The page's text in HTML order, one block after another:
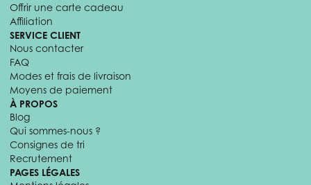
Offrir une carte cadeau
Affiliation
SERVICE CLIENT
Nous contacter
FAQ
Modes et frais de livraison
Moyens de paiement
À PROPOS
Blog
Qui sommes-nous ?
Consignes de tri
Recrutement
PAGES LÉGALES